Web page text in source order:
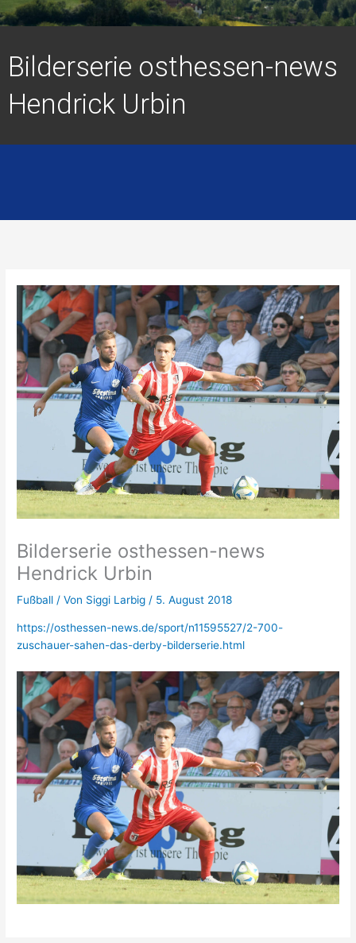
Bilderserie osthessen-news
Hendrick Urbin
Bilderserie osthessen-news
Hendrick Urbin
Fußball / Von Siggi Larbig / 5. August 2018
https://osthessen-news.de/sport/n11595527/2-700-
zuschauer-sahen-das-derby-bilderserie.html